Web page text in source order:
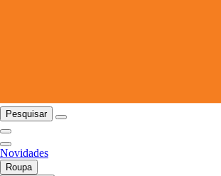
Pesquisar
Novidades
Roupa